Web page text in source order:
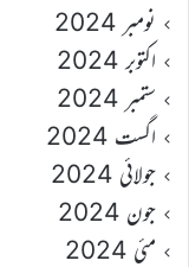
نومبر 2024
اکتوبر 2024
ستمبر 2024
اگست 2024
جولائی 2024
جون 2024
مئی 2024